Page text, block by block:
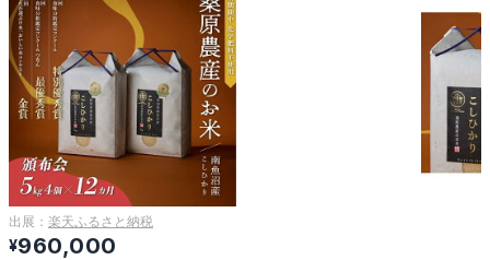
出展： 楽天ふるさと納税
¥960,000